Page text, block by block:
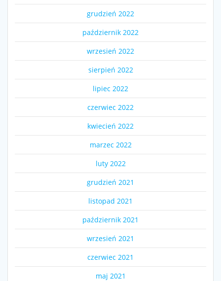
grudzień 2022
październik 2022
wrzesień 2022
sierpień 2022
lipiec 2022
czerwiec 2022
kwiecień 2022
marzec 2022
luty 2022
grudzień 2021
listopad 2021
październik 2021
wrzesień 2021
czerwiec 2021
maj 2021